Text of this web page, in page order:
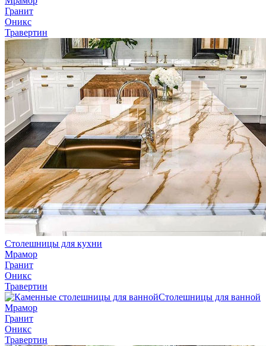
Гранит
Оникс
Травертин
Столешницы для кухни
Мрамор
Гранит
Оникс
Травертин
Столешницы для ванной
Мрамор
Гранит
Оникс
Травертин